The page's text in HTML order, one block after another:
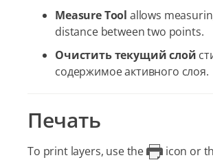
Measure Tool allows
distance between two points.
Очистить текущий слой
содержимое активного слоя.
Печать
To print layers, use the icon or